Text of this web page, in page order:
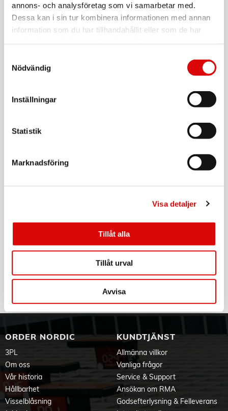
annons- och analysföretag som vi samarbetar med.
Dessa kan i sin tur kombinera informationen med annan
information som du har tillhandahållit eller som de har
Nödvändig
Inställningar
Statistik
Marknadsföring
Visa detaljer
Tillåt alla
Tillåt urval
Avvisa
- Med grå böjskydd
Paketet innehåller 100st
Läs mer
Tillbehör
Rek: 179,00 kr
Art nr:
Rek: 329,00 kr
Kabeltestare RJ45
Tillv. art. nr:
ORDER NORDIC
3PL
Om oss
Vår historia
Hållbarhet
Visselblåsning
KUNDTJÄNST
Allmänna villkor
Vanliga frågor
Service & Support
Ansökan om RMA
Godsefterlysning & Felleverans